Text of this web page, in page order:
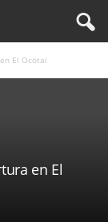
El Ocotal
en El